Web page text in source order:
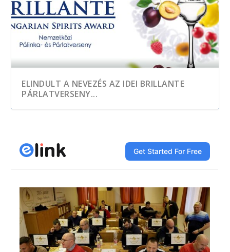
ELINDULT A NEVEZÉS AZ IDEI BRILLANTE
PÁRLATVERSENY...
A HEGYKŐI 1 CSEPP PÁLINKAMANUFAKTÚRA
TÖBB, MINT EZER MINTÁT KÓSTOLTAK A
A JÓ PÁLINKA GAZDASÁGI ÉRTÉK
DÍJNYERTES PÁLINKA NINCS ALKOTÁS ÉS
A GYÜMÖLCS LEGJAVÁT ZÁRJÁK BE AZ